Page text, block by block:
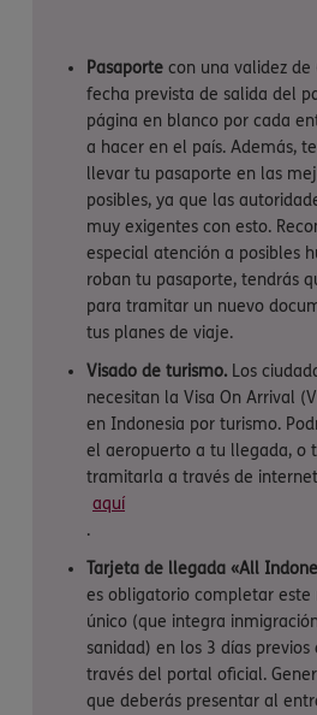
Pasaporte con una validez de
fecha prevista de salida del
página en blanco por cada
a hacer en el país. Además,
llevar tu pasaporte en las
posibles, ya que las
muy exigentes con esto.
especial atención a posibles
roban tu pasaporte, tendrás
para tramitar un nuevo
tus planes de viaje.
Visado de turismo. Los
necesitan la Visa On Arrival
en Indonesia por turismo.
el aeropuerto a tu llegada, o
tramitarla a través de
aquí
.
Tarjeta de llegada «All
es obligatorio completar este
único (que integra
sanidad) en los 3 días
través del portal oficial.
que deberás presentar al